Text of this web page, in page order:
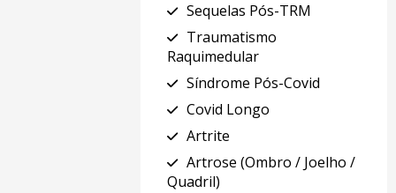
Sequelas Pós-TRM
Traumatismo
Raquimedular
Síndrome Pós-Covid
Covid Longo
Artrite
Artrose (Ombro / Joelho /
Quadril)